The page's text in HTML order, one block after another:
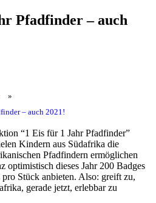
Pfadfinder – auch
»
– auch 2021!
“1 Eis für 1 Jahr Pfadfinder”
Kindern aus Südafrika die
Pfadfindern ermöglichen
optimistisch dieses Jahr 200 Badges
Stück anbieten. Also: greift zu,
gerade jetzt, erlebbar zu